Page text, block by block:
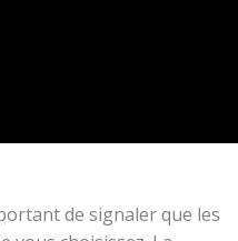
de signaler que les